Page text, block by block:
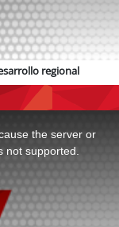
regional
the server or
not supported.